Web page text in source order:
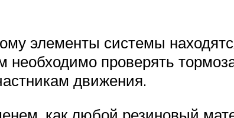
элементы системы
необходимо проверять
движения.